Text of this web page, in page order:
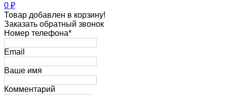
0 ₽
Товар добавлен в корзину!
Заказать обратный звонок
Номер телефона*
Email
Ваше имя
Комментарий